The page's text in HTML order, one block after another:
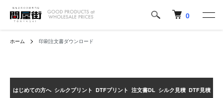
0
ホーム 印刷注文書ダウンロード
はじめての方へ シルクプリント DTFプリント 注文書DL シルク見積 DTF見積